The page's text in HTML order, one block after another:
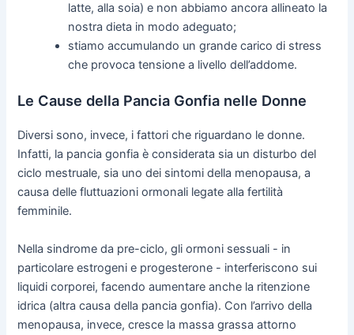
latte, alla soia) e non abbiamo ancora allineato la
nostra dieta in modo adeguato;
stiamo accumulando un grande carico di stress
che provoca tensione a livello dell’addome.
Le Cause della Pancia Gonfia nelle Donne
Diversi sono, invece, i fattori che riguardano le donne.
Infatti, la pancia gonfia è considerata sia un disturbo del
ciclo mestruale, sia uno dei sintomi della menopausa, a
causa delle fluttuazioni ormonali legate alla fertilità
femminile.
Nella sindrome da pre-ciclo, gli ormoni sessuali - in
particolare estrogeni e progesterone - interferiscono sui
liquidi corporei, facendo aumentare anche la ritenzione
idrica (altra causa della pancia gonfia). Con l’arrivo della
menopausa, invece, cresce la massa grassa attorno